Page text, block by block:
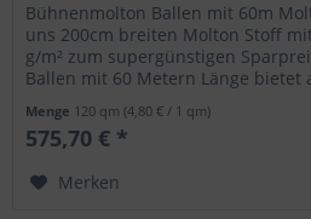
Bühnenmolton Ballen mit 60m
uns 200cm breiten Molton Stoff
g/m² zum supergünstigen
Ballen mit 60 Metern Länge bietet
Menge 120 qm(4,80 € / 1 qm)
575,70 € *
Merken